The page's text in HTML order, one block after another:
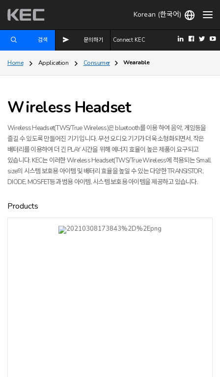
Korean (한국어)
검색 문의하기 Connect KEC
Home Application Consumer Wearable
Wireless Headset
Wireless Headset(TWS/True Wireless)은 bluetooth를 이용 하여 음악, 게임등을
즐길 수 있도록 만들어진 기기 입니다.무선 오디오 기기가 더욱 소형화되면서, 작은
배터리를 이용하여 더 긴 PLAY 시간을 위해 에너지 효율이 높은 제품이 요구되고
있습니다. KEC는 이러한 Wireless Headset(TWS/True Wireless에 적용되는 Small
size의 시스템 보호용 아이템 및 배터리 효율을 높일 수 있는 다양한 TRANSISTOR,
DIODE, MOSFET등과 범용 아이템, 시스템 보호용 아이템을 제공하고 있습니다.
Products